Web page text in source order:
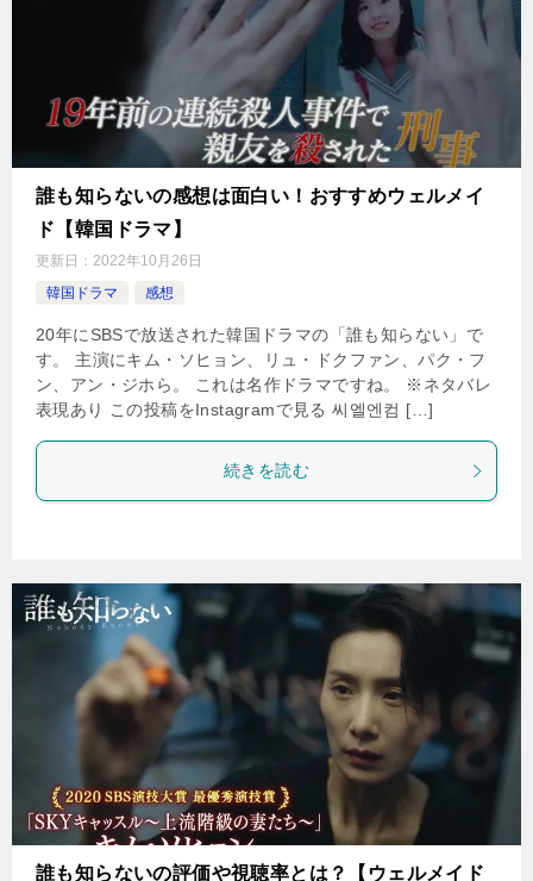
誰も知らないの感想は面白い！おすすめウェルメイ
ド【韓国ドラマ】
更新日： 2022年10月26日
韓国ドラマ
感想
20年にSBSで放送された韓国ドラマの「誰も知らない」で
す。 主演にキム・ソヒョン、リュ・ドクファン、パク・フ
ン、アン・ジホら。 これは名作ドラマですね。 ※ネタバレ
表現あり この投稿をInstagramで見る 씨엘엔컴 […]
続きを読む
誰も知らないの評価や視聴率とは？【ウェルメイド